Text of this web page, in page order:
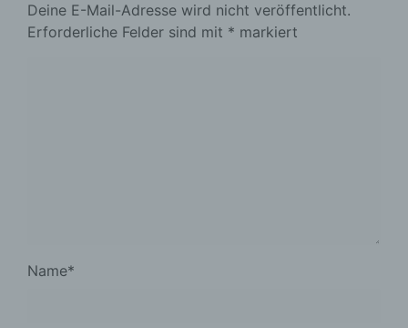
Deine E-Mail-Adresse wird nicht veröffentlicht.
Erforderliche Felder sind mit * markiert
Name*